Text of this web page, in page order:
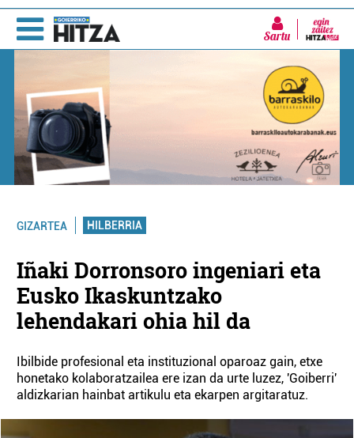
Sartu
GIZARTEA HILBERRIA
Iñaki Dorronsoro ingeniari eta
Eusko Ikaskuntzako
lehendakari ohia hil da
Ibilbide profesional eta instituzional oparoaz gain, etxe
honetako kolaboratzailea ere izan da urte luzez, 'Goiberri'
aldizkarian hainbat artikulu eta ekarpen argitaratuz.